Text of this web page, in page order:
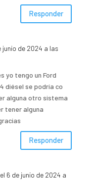
Responder
junio de 2024 a las
yo tengo un Ford
diésel se podría co
alguna otro sistema
tener alguna
Responder
el 6 de junio de 2024 a